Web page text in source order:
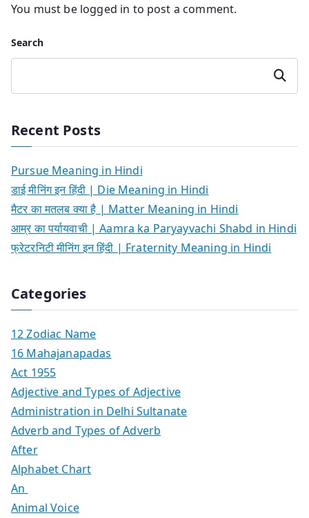
You must be logged in to post a comment.
Search
Search
Recent Posts
Pursue Meaning in Hindi
डाई मीनिंग इन हिंदी | Die Meaning in Hindi
मैटर का मतलब क्या है | Matter Meaning in Hindi
आम्र का पर्यायवाची | Aamra ka Paryayvachi Shabd in Hindi
फ्रेटरनिटी मीनिंग इन हिंदी | Fraternity Meaning in Hindi
Categories
12 Zodiac Name
16 Mahajanapadas
Act 1955
Adjective and Types of Adjective
Administration in Delhi Sultanate
Adverb and Types of Adverb
After
Alphabet Chart
An
Animal Voice